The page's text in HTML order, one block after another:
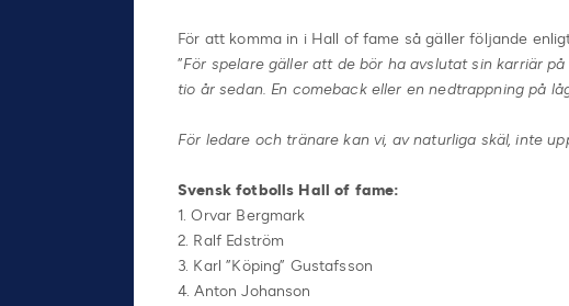
För att komma in i Hall of fame så gäller följande
”För spelare gäller att de bör ha avslutat sin karriär
tio år sedan. En comeback eller en nedtrappning på
För ledare och tränare kan vi, av naturliga skäl, inte
Svensk fotbolls Hall of fame:
1. Orvar Bergmark
2. Ralf Edström
3. Karl ”Köping” Gustafsson
4. Anton Johanson